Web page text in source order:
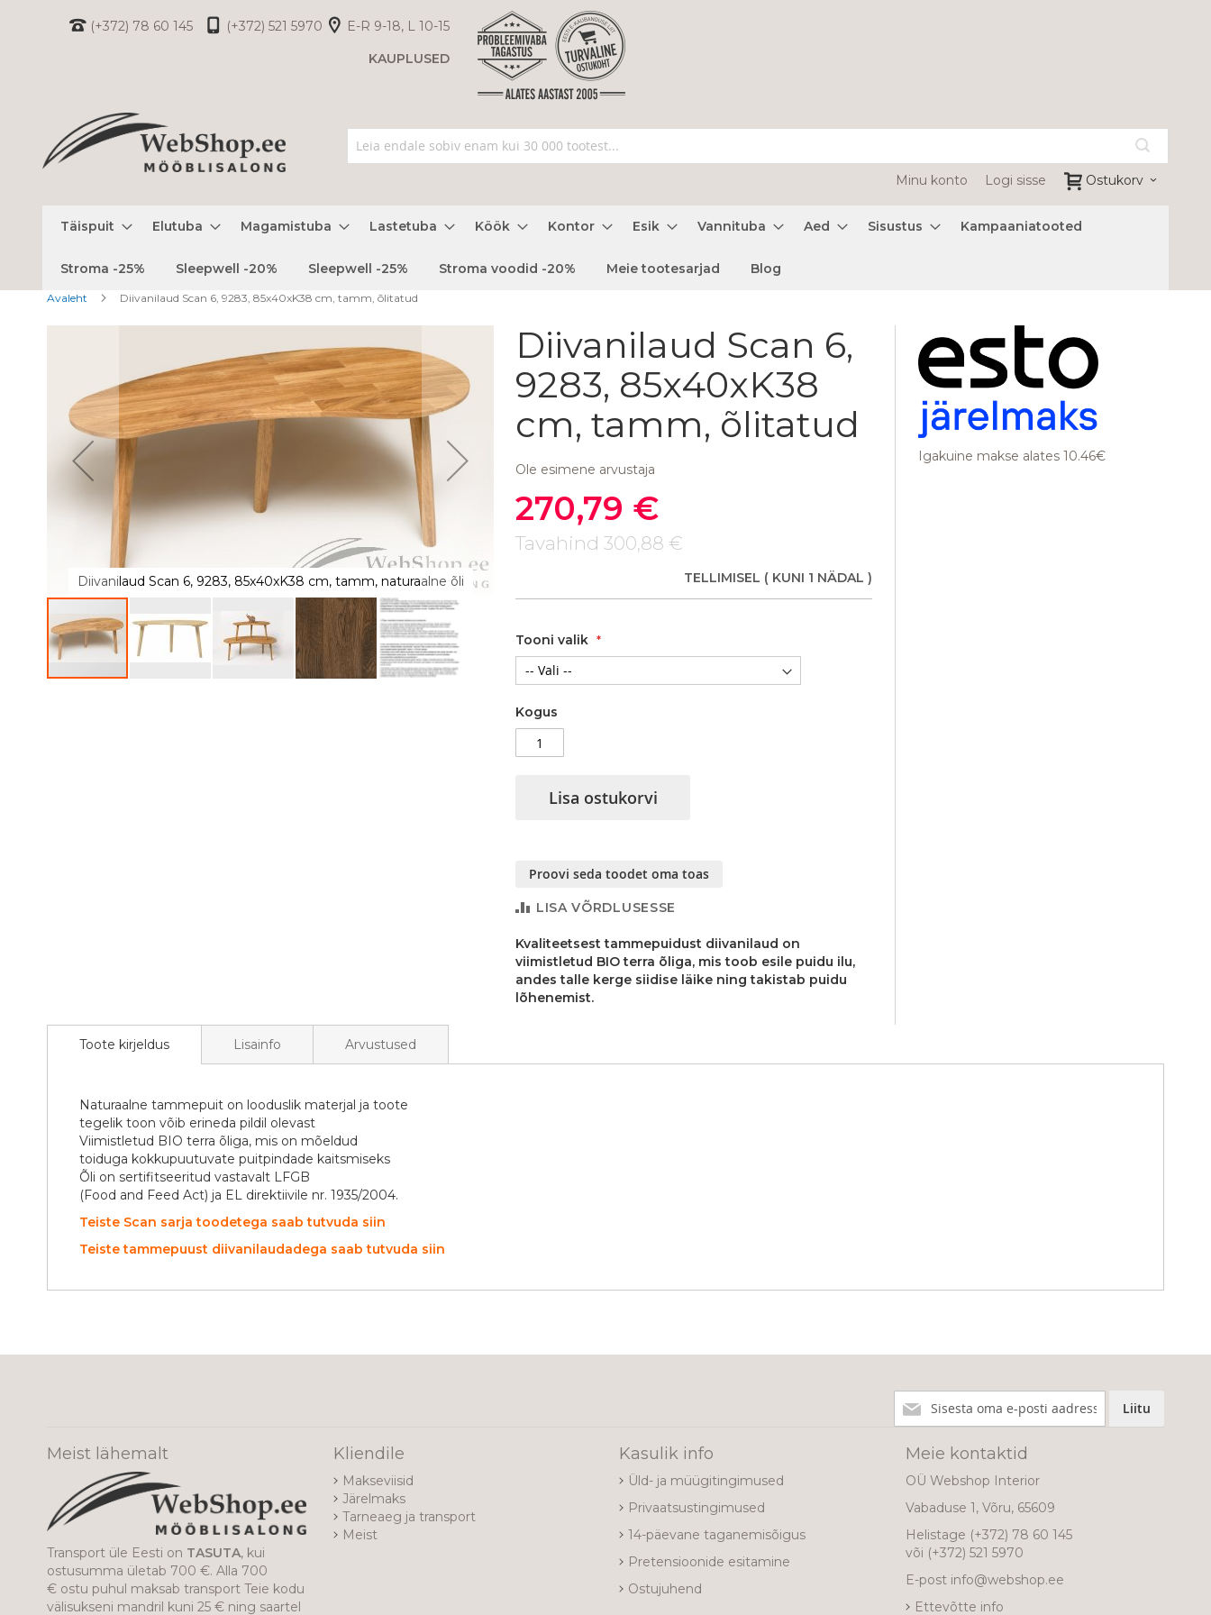
(+372) 78 60 145 (+372) 521 5970
E-R 9-18, L 10-15
KAUPLUSED
Ostukorv
Minu konto Logi sisse
Täispuit Elutuba Magamistuba Lastetuba Köök Kontor Esik Vannituba Aed Sisustus Kampaaniatooted
Stroma -25% Sleepwell -20% Sleepwell -25% Stroma voodid -20% Meie tootesarjad Blog
Avaleht Diivanilaud Scan 6, 9283, 85x40xK38 cm, tamm, õlitatud
images
gallery
Diivanilaud Scan 6, 9283, 85x40xK38 cm, tamm, naturaalne õli Diivanilaud Scan 6, 9283-1, 85x40xK38 cm, tamm, valge õli
Igakuine makse alates 10.46€
Diivanilaud Scan 6,
9283, 85x40xK38
cm, tamm, õlitatud
Ole esimene arvustaja
Soodushind
270,79 €
Tavahind 300,88 €
TELLIMISEL ( KUNI 1 NÄDAL )
Tooni valik
Kogus
Lisa ostukorvi
Proovi seda toodet oma toas
LISA VÕRDLUSESSE
Kvaliteetsest tammepuidust diivanilaud on
viimistletud BIO terra õliga, mis toob esile puidu ilu,
andes talle kerge siidise läike ning takistab puidu
lõhenemist.
Toote kirjeldus
Naturaalne tammepuit on looduslik materjal ja toote
tegelik toon võib erineda pildil olevast
Viimistletud BIO terra õliga, mis on mõeldud
toiduga kokkupuutuvate puitpindade kaitsmiseks
Õli on sertifitseeritud vastavalt LFGB
(Food and Feed Act) ja EL direktiivile nr. 1935/2004.
Teiste Scan sarja toodetega saab tutvuda siin
Teiste tammepuust diivanilaudadega saab tutvuda siin
Lisainfo Arvustused
meie
Liitu
Meist lähemalt
Transport üle Eesti on TASUTA, kui
ostusumma ületab 700 €. Alla 700
€ ostu puhul maksab transport Teie kodu
välisukseni mandril kuni 25 € ning saartel
Kliendile
Makseviisid
Järelmaks
Tarneaeg ja transport
Meist
Kasulik info
Üld- ja müügitingimused
Privaatsustingimused
14-päevane taganemisõigus
Pretensioonide esitamine
Ostujuhend
Meie kontaktid
OÜ Webshop Interior
Vabaduse 1, Võru, 65609
Helistage (+372) 78 60 145
või (+372) 521 5970
E-post info@webshop.ee
Ettevõtte info